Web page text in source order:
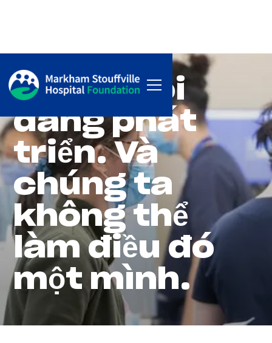
TẠI SAO CHO
Chúng tôi
đang phát
triển. Và
chúng ta
không thể
làm điều đó
một mình.